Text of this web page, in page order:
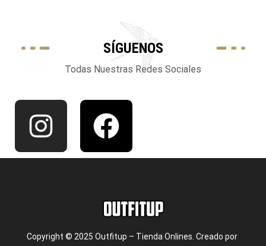
SÍGUENOS
Todas Nuestras Redes Sociales
Copyright © 2025 Outfitup – Tienda Onlines. Creado por